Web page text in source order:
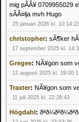
mig pÃÂ¥ 0709955029
sÃÂ¤lja mvh Hugo
25 januari 2026 kl. 10:14:23
christopher: sÃ¶ker
17 september 2025 kl.
Gregee: NÃ¥gon som
12 augusti 2025 kl.
Traxter: NÃ¥gon som
11 juli 2025 kl. 22:28:43
Högdahl: